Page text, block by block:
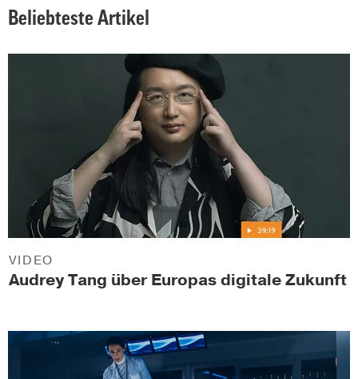
Beliebteste Artikel
Audrey Tang über Europas digitale Zukunft
VIDEO